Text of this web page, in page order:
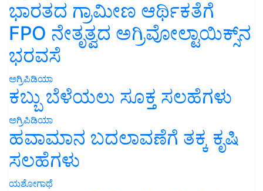
ಭಾರತದ ಗ್ರಾಮೀಣ ಆರ್ಥಿಕತೆಗೆ
FPO ನೇತೃತ್ವದ ಅಗ್ರಿವೋಲ್ಟಾಯಿಕ್ಸ್‌ನ
ಭರವಸೆ
ಅಗ್ರಿಪಿಡಿಯಾ
ಕಬ್ಬು ಬೆಳೆಯಲು ಸೂಕ್ತ ಸಲಹೆಗಳು
ಅಗ್ರಿಪಿಡಿಯಾ
ಹವಾಮಾನ ಬದಲಾವಣೆಗೆ ತಕ್ಕ ಕೃಷಿ
ಸಲಹೆಗಳು
ಯಶೋಗಾಥೆ